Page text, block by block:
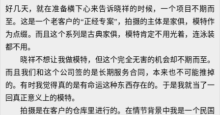
好几天，就在准备横下心来告诉晓祥的时候，一个项目不期而
至。这是一个老客户的“正经专案”，拍摄的主体是家俱，模特作
为点缀。而且这个系列是古典家俱，模特肯定不用光着，连泳装
都不用。
晓祥不想让我做模特，但这个完全无害的机会却不期而至。
而且我们和这个公司签的是长期服务合同，本来也不可能推掉
的。有时我觉得真的是有命运这种东西存在的。于是我就当了一
回真正意义上的模特。
拍摄是在客户的仓库里进行的。在情节背景中我是一个民国